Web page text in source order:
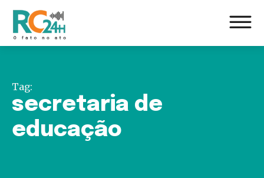
Tag:
secretaria de
educação